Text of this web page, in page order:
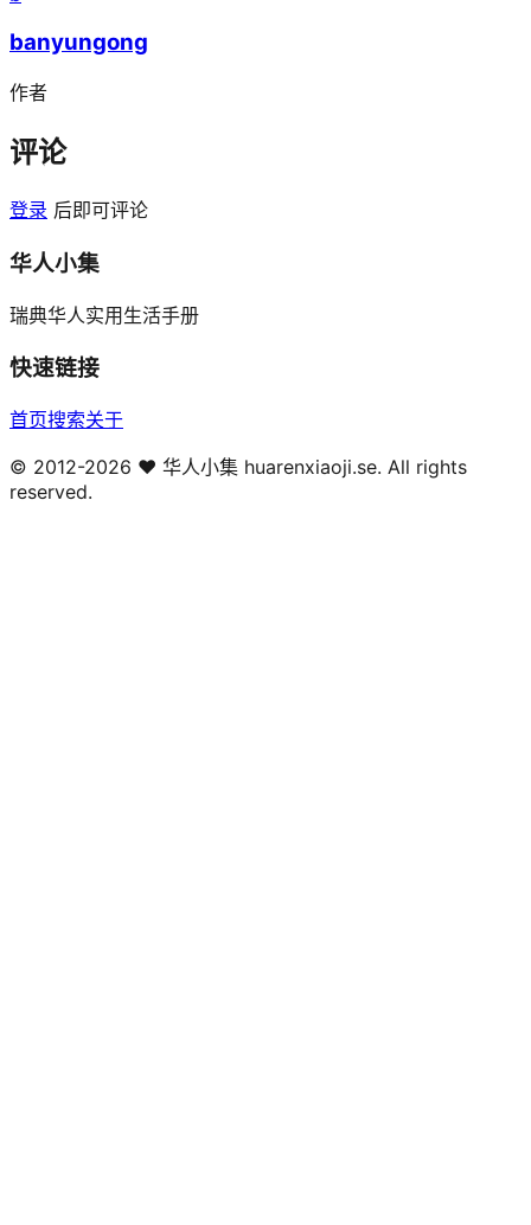
banyungong
作者
评论
登录 后即可评论
华人小集
瑞典华人实用生活手册
快速链接
首页搜索关于
© 2012-2026 ❤️ 华人小集 huarenxiaoji.se. All rights
reserved.